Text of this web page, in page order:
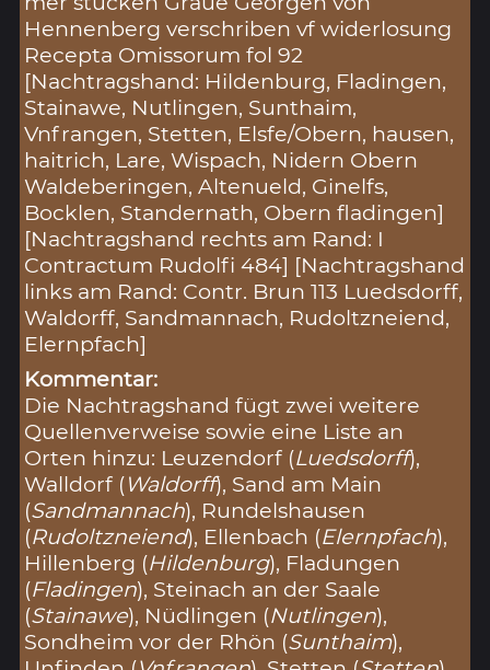
Hennenberg verschriben vf widerlosung
Recepta Omissorum fol 92
[Nachtragshand: Hildenburg, Fladingen,
Stainawe, Nutlingen, Sunthaim,
Vnfrangen, Stetten, Elsfe/Obern, hausen,
haitrich, Lare, Wispach, Nidern Obern
Waldeberingen, Altenueld, Ginelfs,
Bocklen, Standernath, Obern fladingen]
[Nachtragshand rechts am Rand: I
Contractum Rudolfi 484] [Nachtragshand
links am Rand: Contr. Brun 113 Luedsdorff,
Waldorff, Sandmannach, Rudoltzneiend,
Elernpfach]
Kommentar:
Die Nachtragshand fügt zwei weitere
Quellenverweise sowie eine Liste an
Orten hinzu: Leuzendorf (Luedsdorff),
Walldorf (Waldorff), Sand am Main
(Sandmannach), Rundelshausen
(Rudoltzneiend), Ellenbach (Elernpfach),
Hillenberg (Hildenburg), Fladungen
(Fladingen), Steinach an der Saale
(Stainawe), Nüdlingen (Nutlingen),
Sondheim vor der Rhön (Sunthaim),